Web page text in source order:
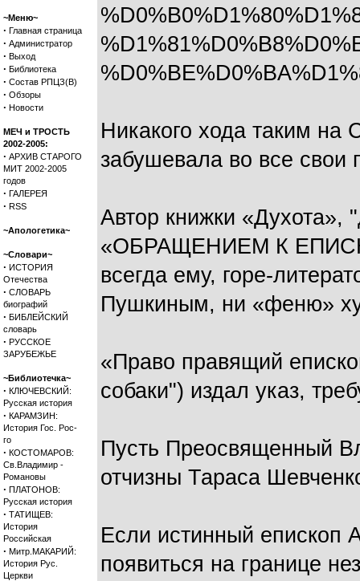
~Меню~
· Главная страница
· Администратор
· Выход
· Библиотека
· Состав РПЦЗ(В)
· Обзоры
· Новости
МЕЧ и ТРОСТЬ
2002-2005:
· АРХИВ СТАРОГО
МИТ 2002-2005
годов
· ГАЛЕРЕЯ
· RSS
~Апологетика~
~Словари~
· ИСТОРИЯ
Отечества
· СЛОВАРЬ
биографий
· БИБЛЕЙСКИЙ
словарь
· РУССКОЕ
ЗАРУБЕЖЬЕ
~Библиотечка~
· КЛЮЧЕВСКИЙ:
Русская история
· КАРАМЗИН:
История Гос. Рос-
го
· КОСТОМАРОВ:
Св.Владимир -
Романовы
· ПЛАТОНОВ:
Русская история
· ТАТИЩЕВ:
История
Российская
· Митр.МАКАРИЙ:
История Рус.
Церкви
Никакого хода таким
забушевала во все свои
Автор книжки «Духота»,
«ОБРАЩЕНИЕМ К
всегда ему, горе-
Пушкиным, ни «феню»
«Право правящий
собаки") издал указ,
Пусть Преосвященный
отчизны Тараса
Если истинный епископ
появиться на границе